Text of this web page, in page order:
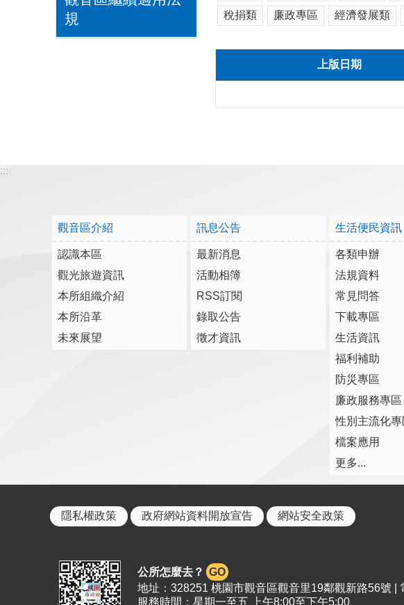
規
稅捐類 廉政專區 經濟發展類
上版日期
:::
觀音區介紹
認識本區
觀光旅遊資訊
本所組織介紹
本所沿革
未來展望
訊息公告
最新消息
活動相簿
RSS訂閱
錄取公告
徵才資訊
生活便民資訊
各類申辦
法規資料
常見問答
下載專區
生活資訊
福利補助
防災專區
廉政服務專區
性別主流化專
檔案應用
更多...
隱私權政策 政府網站資料開放宣告 網站安全政策
公所怎麼去？ GO
地址：328251 桃園市觀音區觀音里19鄰觀新路56號 |
服務時間：星期一至五 上午8:00至下午5:00